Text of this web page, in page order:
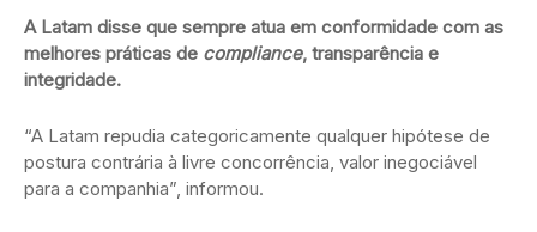
A Latam disse que sempre atua em conformidade com as
melhores práticas de compliance, transparência e
integridade.
“A Latam repudia categoricamente qualquer hipótese de
postura contrária à livre concorrência, valor inegociável
para a companhia”, informou.